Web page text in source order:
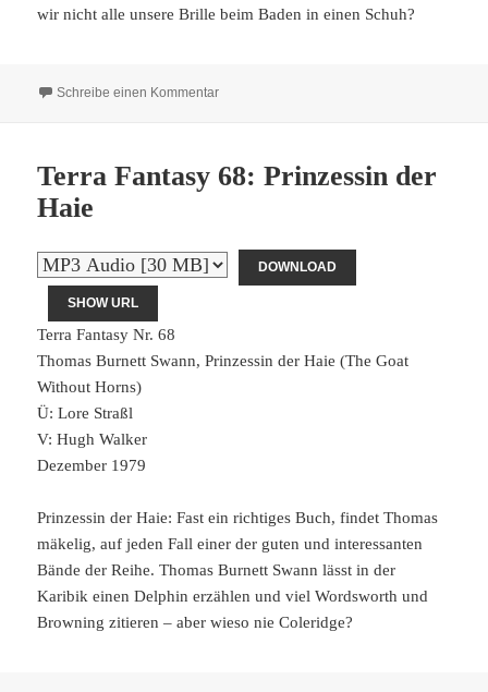
wir nicht alle unsere Brille beim Baden in einen Schuh?
Schreibe einen Kommentarzu Terra Fantasy 69: Die Werwölfin
Terra Fantasy 68: Prinzessin der
Haie
DOWNLOAD
SHOW URL
Terra Fantasy Nr. 68
Thomas Burnett Swann, Prinzessin der Haie (The Goat
Without Horns)
Ü: Lore Straßl
V: Hugh Walker
Dezember 1979
Prinzessin der Haie: Fast ein richtiges Buch, findet Thomas
mäkelig, auf jeden Fall einer der guten und interessanten
Bände der Reihe. Thomas Burnett Swann lässt in der
Karibik einen Delphin erzählen und viel Wordsworth und
Browning zitieren – aber wieso nie Coleridge?